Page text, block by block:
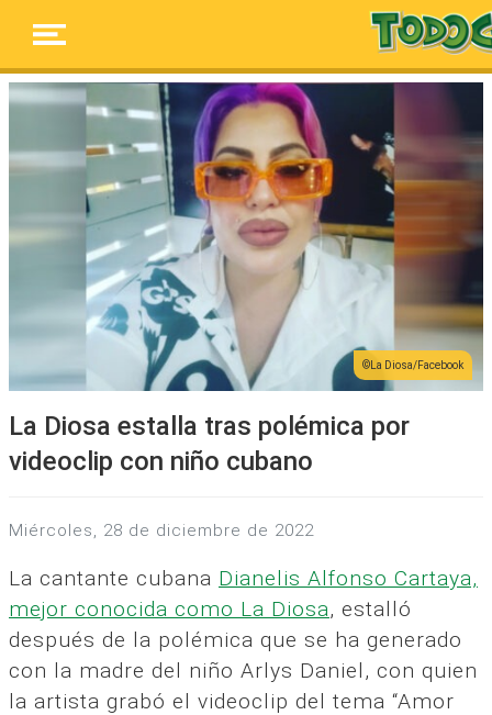
La Diosa/Facebook
La Diosa estalla tras polémica por
videoclip con niño cubano
miércoles, 28 de diciembre de 2022
La cantante cubana Dianelis Alfonso Cartaya,
mejor conocida como La Diosa, estalló
después de la polémica que se ha generado
con la madre del niño Arlys Daniel, con quien
la artista grabó el videoclip del tema “Amor